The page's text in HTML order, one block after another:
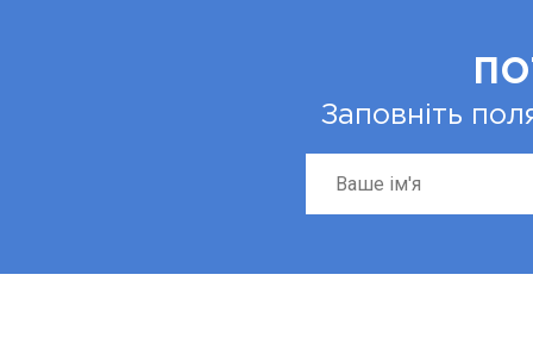
Заповніть